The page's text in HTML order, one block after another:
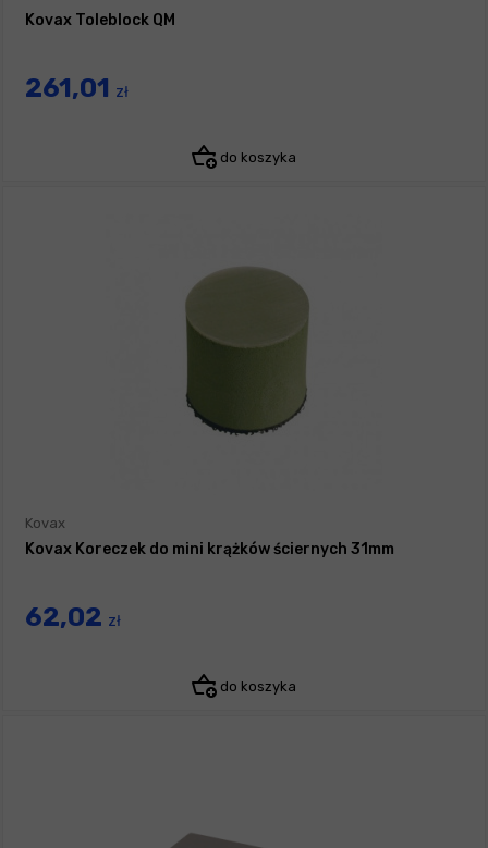
Kovax Toleblock QM
261,01 zł
do koszyka
Kovax
Kovax Koreczek do mini krążków ściernych 31mm
62,02 zł
do koszyka